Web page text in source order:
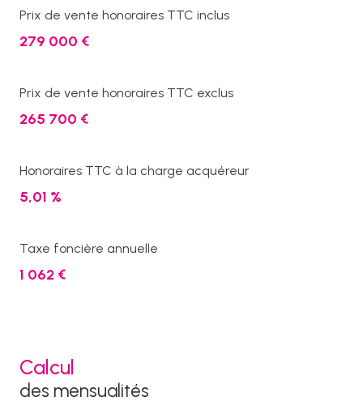
Prix de vente honoraires TTC inclus
279 000 €
Prix de vente honoraires TTC exclus
265 700 €
Honoraires TTC à la charge acquéreur
5,01 %
Taxe foncière annuelle
1 062 €
Calcul
des mensualités